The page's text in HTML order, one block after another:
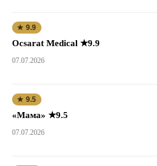
★ 9.9
Ocsarat Medical ★9.9
07.07.2026
★ 9.5
«Мама» ★9.5
07.07.2026